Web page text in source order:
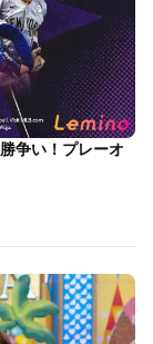
争い！プレーオ